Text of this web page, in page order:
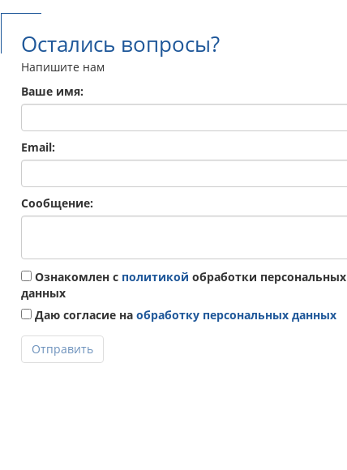
Остались вопросы?
Напишите нам
Ваше имя:
Email:
Сообщение:
Ознакомлен с политикой обработки персональных
данных
Даю согласие на обработку персональных данных
Отправить